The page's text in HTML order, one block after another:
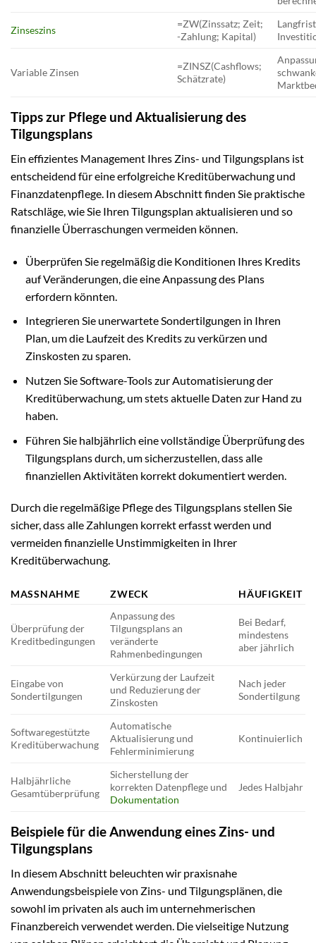
Zinseszins
=ZW(Zinssatz; Zeit;
-Zahlung; Kapital)
Variable Zinsen
=ZINSZ(Cashflows;
Schätzrate)
Tipps zur Pflege und Aktualisierung des
Tilgungsplans
Ein effizientes Management Ihres Zins- und Tilgungsplans ist
entscheidend für eine erfolgreiche Kreditüberwachung und
Finanzdatenpflege. In diesem Abschnitt finden Sie praktische
Ratschläge, wie Sie Ihren Tilgungsplan aktualisieren und so
finanzielle Überraschungen vermeiden können.
Überprüfen Sie regelmäßig die Konditionen Ihres Kredits
auf Veränderungen, die eine Anpassung des Plans
erfordern könnten.
Integrieren Sie unerwartete Sondertilgungen in Ihren
Plan, um die Laufzeit des Kredits zu verkürzen und
Zinskosten zu sparen.
Nutzen Sie Software-Tools zur Automatisierung der
Kreditüberwachung, um stets aktuelle Daten zur Hand zu
haben.
Führen Sie halbjährlich eine vollständige Überprüfung des
Tilgungsplans durch, um sicherzustellen, dass alle
finanziellen Aktivitäten korrekt dokumentiert werden.
Durch die regelmäßige Pflege des Tilgungsplans stellen Sie
sicher, dass alle Zahlungen korrekt erfasst werden und
vermeiden finanzielle Unstimmigkeiten in Ihrer
Kreditüberwachung.
MASSNAHME ZWECK HÄUFIGKEIT
Überprüfung der
Kreditbedingungen
Anpassung des
Tilgungsplans an
veränderte
Rahmenbedingungen
Bei Bedarf,
mindestens
aber jährlich
Eingabe von
Sondertilgungen
Verkürzung der Laufzeit
und Reduzierung der
Zinskosten
Nach jeder
Sondertilgung
Softwaregestützte
Kreditüberwachung
Automatische
Aktualisierung und
Fehlerminimierung
Kontinuierlich
Halbjährliche
Gesamtüberprüfung
Sicherstellung der
korrekten Datenpflege und
Dokumentation
Jedes Halbjahr
Beispiele für die Anwendung eines Zins- und
Tilgungsplans
In diesem Abschnitt beleuchten wir praxisnahe
Anwendungsbeispiele von Zins- und Tilgungsplänen, die
sowohl im privaten als auch im unternehmerischen
Finanzbereich verwendet werden. Die vielseitige Nutzung